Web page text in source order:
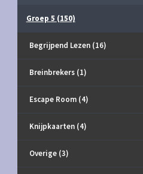
Groep 5 (150)
Begrijpend Lezen (16)
Breinbrekers (1)
Escape Room (4)
Knijpkaarten (4)
Overige (3)